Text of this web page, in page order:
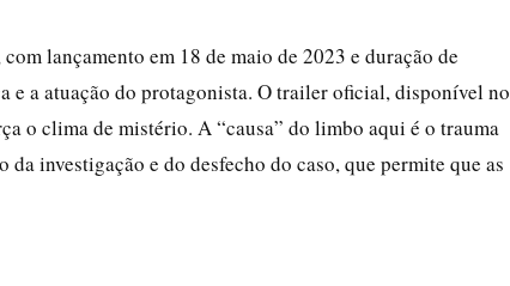
lançamento em 18 de maio de 2023 e duração de
e a atuação do protagonista. O trailer oficial, disponível no
o clima de mistério. A “causa” do limbo aqui é o trauma
investigação e do desfecho do caso, que permite que as